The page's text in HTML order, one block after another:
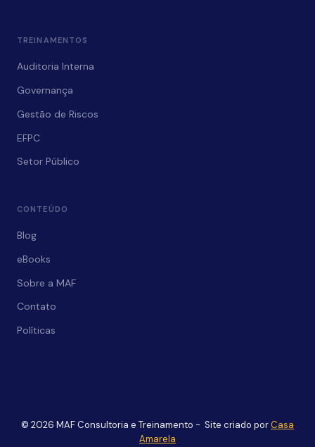
TREINAMENTOS
Auditoria Interna
Governança
Gestão de Riscos
EFPC
Setor Público
CONTEÚDO
Blog
eBooks
Sobre a MAF
Contato
Políticas
© 2026 MAF Consultoria e Treinamento - Site criado porCasa
Amarela